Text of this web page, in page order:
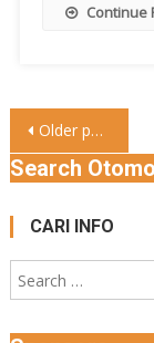
Continue
Posts
Older posts
Search
CARI INFO